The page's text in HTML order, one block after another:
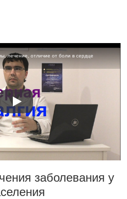
лечение, отличие от боли в сердце
заболевания у